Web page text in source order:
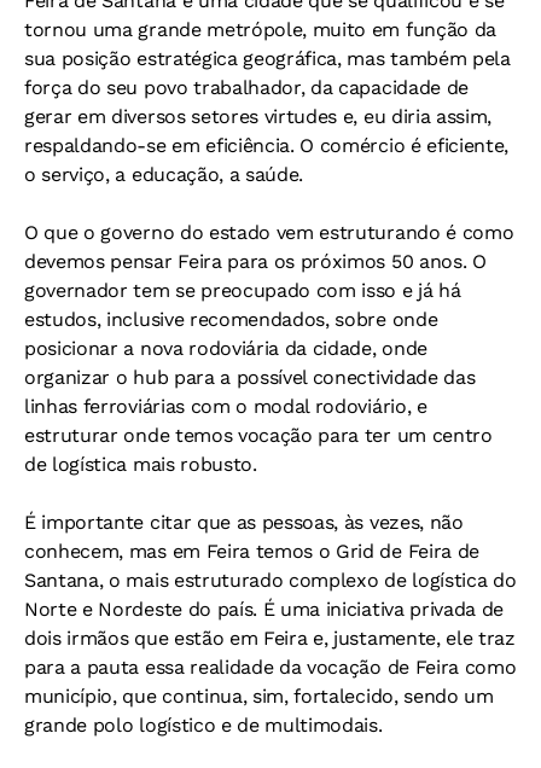
tornou uma grande metrópole, muito em função da
sua posição estratégica geográfica, mas também pela
força do seu povo trabalhador, da capacidade de
gerar em diversos setores virtudes e, eu diria assim,
respaldando-se em eficiência. O comércio é eficiente,
o serviço, a educação, a saúde.
O que o governo do estado vem estruturando é como
devemos pensar Feira para os próximos 50 anos. O
governador tem se preocupado com isso e já há
estudos, inclusive recomendados, sobre onde
posicionar a nova rodoviária da cidade, onde
organizar o hub para a possível conectividade das
linhas ferroviárias com o modal rodoviário, e
estruturar onde temos vocação para ter um centro
de logística mais robusto.
É importante citar que as pessoas, às vezes, não
conhecem, mas em Feira temos o Grid de Feira de
Santana, o mais estruturado complexo de logística do
Norte e Nordeste do país. É uma iniciativa privada de
dois irmãos que estão em Feira e, justamente, ele traz
para a pauta essa realidade da vocação de Feira como
município, que continua, sim, fortalecido, sendo um
grande polo logístico e de multimodais.